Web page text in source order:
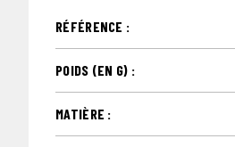
RÉFÉRENCE :
POIDS (EN G) :
MATIÈRE :